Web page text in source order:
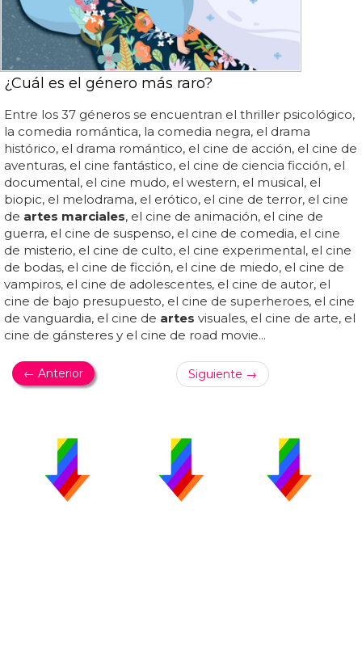
¿Cuál es el género más raro?
Entre los 37 géneros se encuentran el thriller psicológico,
la comedia romántica, la comedia negra, el drama
histórico, el drama romántico, el cine de acción, el cine de
aventuras, el cine fantástico, el cine de ciencia ficción, el
documental, el cine mudo, el western, el musical, el
biopic, el melodrama, el erótico, el cine de terror, el cine
de artes marciales, el cine de animación, el cine de
guerra, el cine de suspenso, el cine de comedia, el cine
de misterio, el cine de culto, el cine experimental, el cine
de bodas, el cine de ficción, el cine de miedo, el cine de
vampiros, el cine de adolescentes, el cine de autor, el
cine de bajo presupuesto, el cine de superheroes, el cine
de vanguardia, el cine de artes visuales, el cine de arte, el
cine de gánsteres y el cine de road movie...
← Anterior Siguiente →